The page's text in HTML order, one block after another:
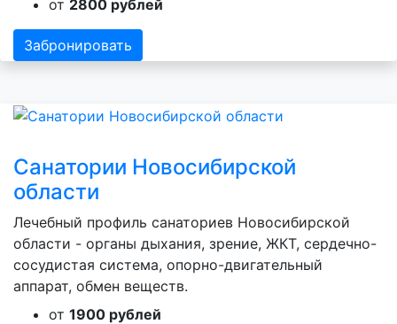
от 2800 рублей
Забронировать
Санатории Новосибирской
области
Лечебный профиль санаториев Новосибирской
области - органы дыхания, зрение, ЖКТ, сердечно-
сосудистая система, опорно-двигательный
аппарат, обмен веществ.
от 1900 рублей